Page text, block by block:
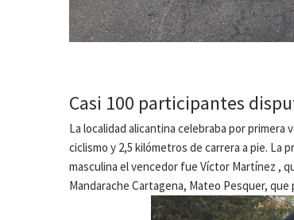
Casi 100 participantes
La localidad alicantina celebraba por
ciclismo y 2,5 kilómetros de carrera a pie. La
masculina el vencedor fue Víctor Martínez ,
Mandarache Cartagena, Mateo Pesquer,